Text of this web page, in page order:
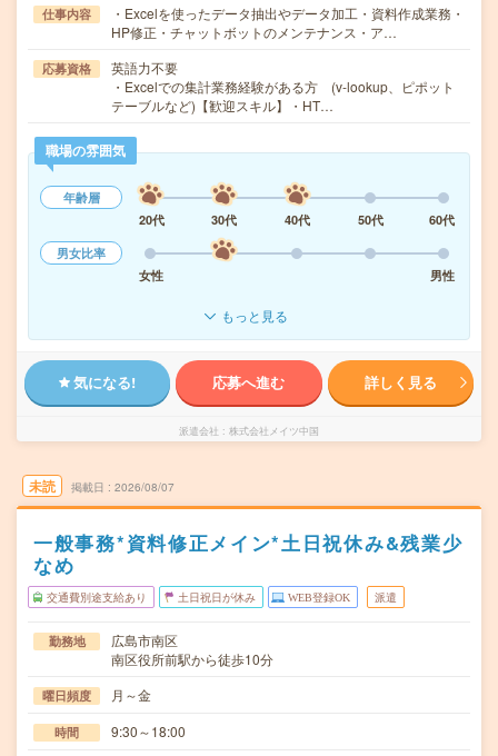
仕事内容
・Excelを使ったデータ抽出やデータ加工・資料作成業務・
HP修正・チャットボットのメンテナンス・ア…
応募資格
英語力不要
・Excelでの集計業務経験がある方 (v-lookup、ピポット
テーブルなど)【歓迎スキル】・HT…
職場の雰囲気
年齢層
20代
30代 40代 50代
60代
男女比率
女性
男性
もっと見る
気になる! 応募へ進む 詳しく見る
派遣会社 株式会社メイツ中国
未読 掲載日 2026/08/07
一般事務*資料修正メイン*土日祝休み&残業少
なめ
交通費別途支給あり 土日祝日が休み WEB登録OK 派遣
勤務地
広島市南区
南区役所前駅から徒歩10分
曜日頻度 月～金
時間 9:30～18:00